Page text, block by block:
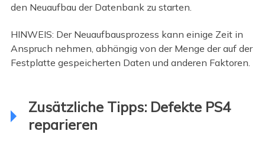
den Neuaufbau der Datenbank zu starten.
HINWEIS: Der Neuaufbausprozess kann einige Zeit in
Anspruch nehmen, abhängig von der Menge der auf der
Festplatte gespeicherten Daten und anderen Faktoren.
Zusätzliche Tipps: Defekte PS4
reparieren